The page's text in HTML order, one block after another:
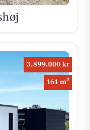
3.899.000 kr
161 m2